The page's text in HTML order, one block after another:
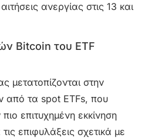
ανεργίας στις 13 και
Bitcoin του ETF
μετατοπίζονται στην
από τα spot ETFs, που
επιτυχημένη εκκίνηση
επιφυλάξεις σχετικά με